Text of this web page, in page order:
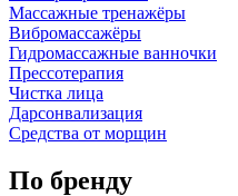
Массажные тренажёры
Вибромассажёры
Гидромассажные ванночки
Прессотерапия
Чистка лица
Дарсонвализация
Средства от морщин
По бренду